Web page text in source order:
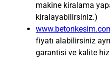
makine kiralama
kiralayabilirsiniz.)
fiyatı alabilirsiniz
garantisi ve kalite